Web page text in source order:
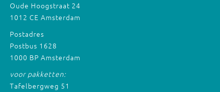
Oude Hoogstraat 24
1012 CE Amsterdam
Postadres
Postbus 1628
1000 BP Amsterdam
voor pakketten:
Tafelbergweg 51